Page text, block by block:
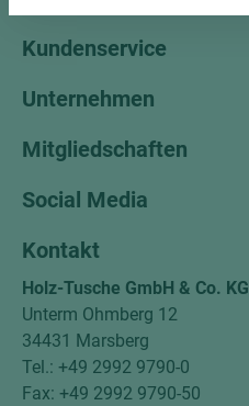
Kundenservice
Unternehmen
Mitgliedschaften
Social Media
Kontakt
Holz-Tusche GmbH & Co. KG
Unterm Ohmberg 12
34431 Marsberg
Tel.: +49 2992 9790-0
Fax: +49 2992 9790-50